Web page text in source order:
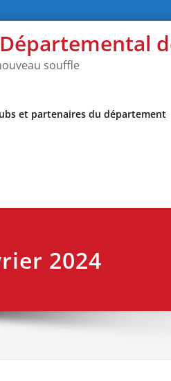
souffle
et partenaires du département
2024